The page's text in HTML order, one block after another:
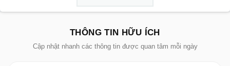
THÔNG TIN HỮU ÍCH
Cập nhật nhanh các thông tin được quan tâm mỗi ngày